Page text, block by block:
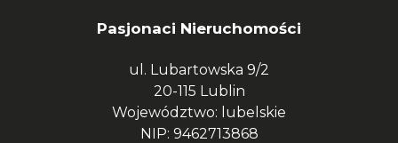
Pasjonaci Nieruchomości
ul. Lubartowska 9/2
20-115 Lublin
Województwo: lubelskie
NIP: 9462713868